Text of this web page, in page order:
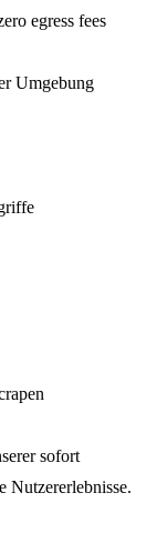
egress fees
Umgebung
sofort
Nutzererlebnisse.